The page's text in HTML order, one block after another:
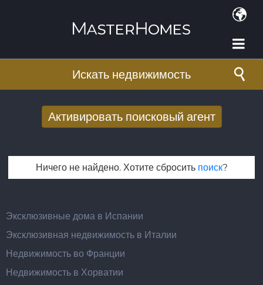
Искать недвижимость
Активировать поисковый агент
E-mail адрес*
Ничего не найдено. Хотите сбросить поиск?
Эксклюзивные дома в Испании
Эксклюзивная недвижимость в Италии
Недвижимость во Франции
Недвижимость в Хорватии